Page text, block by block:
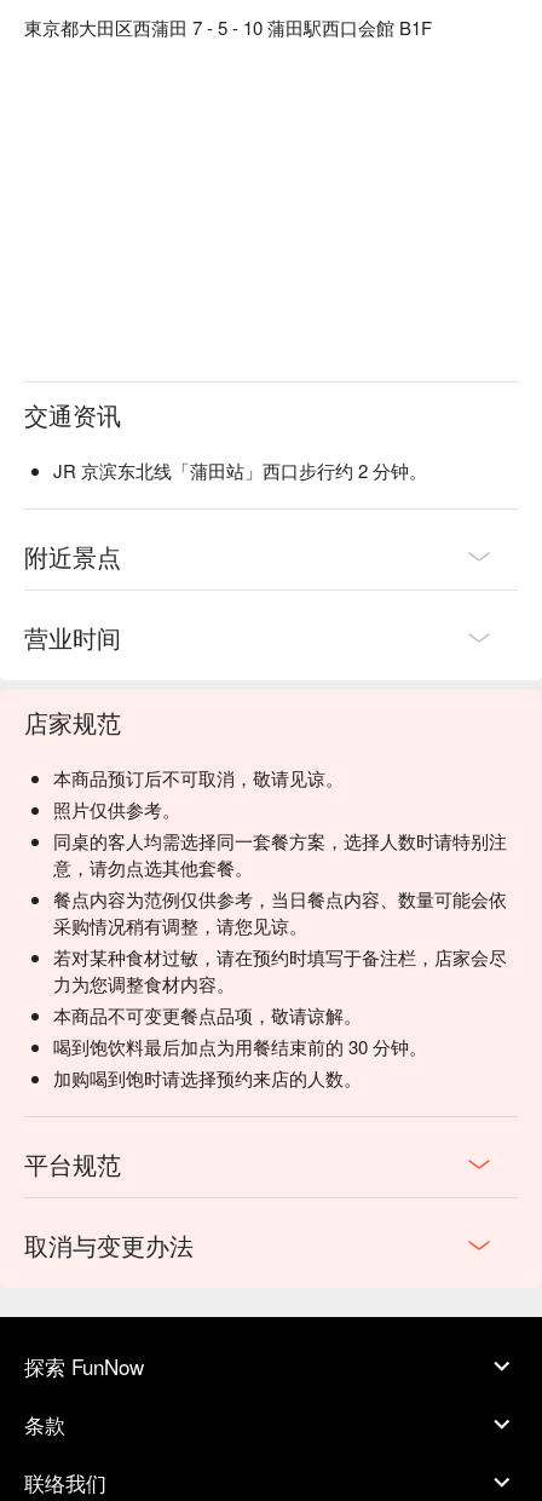
益子烧，与餐厅装潢完美结合，更衬托料理美味。
東京都大田区西蒲田 7 - 5 - 10 蒲田駅西口会館 B1F
交通资讯
JR 京滨东北线「蒲田站」西口步行约 2 分钟。
附近景点
营业时间
店家规范
本商品预订后不可取消，敬请见谅。
照片仅供参考。
同桌的客人均需选择同一套餐方案，选择人数时请特别注
意，请勿点选其他套餐。
餐点内容为范例仅供参考，当日餐点内容、数量可能会依
采购情况稍有调整，请您见谅。
若对某种食材过敏，请在预约时填写于备注栏，店家会尽
力为您调整食材内容。
本商品不可变更餐点品项，敬请谅解。
喝到饱饮料最后加点为用餐结束前的 30 分钟。
加购喝到饱时请选择预约来店的人数。
平台规范
取消与变更办法
探索 FunNow
条款
联络我们